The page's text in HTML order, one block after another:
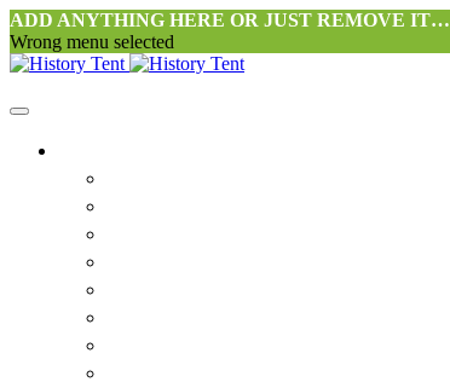
ADD ANYTHING HERE OR JUST REMOVE IT…
Wrong menu selected